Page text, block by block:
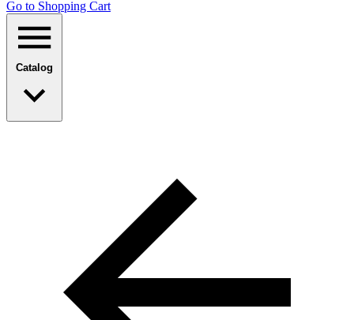
Go to Shopping Сart
Catalog